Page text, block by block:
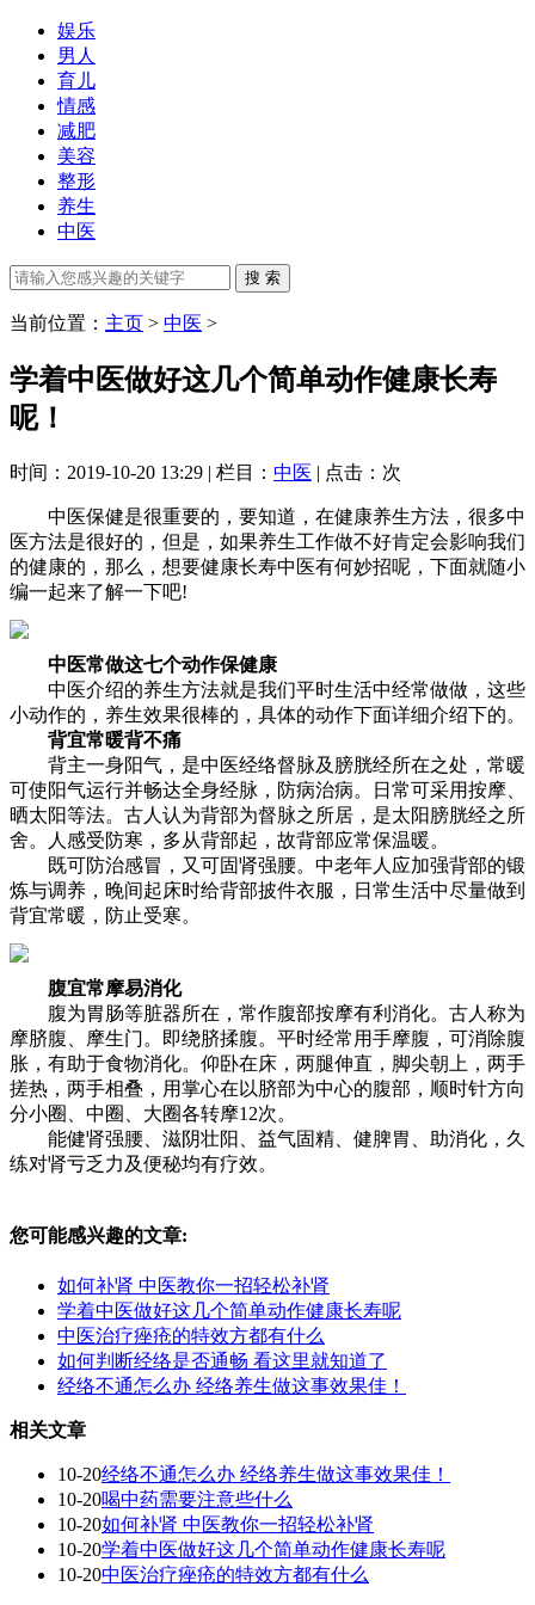
娱乐
男人
育儿
情感
减肥
美容
整形
养生
中医
当前位置： 主页 > 中医 >
学着中医做好这几个简单动作健康长寿
呢！
时间：2019-10-20 13:29 | 栏目： 中医 | 点击： 次
中医保健是很重要的，要知道，在健康养生方法，很多中
医方法是很好的，但是，如果养生工作做不好肯定会影响我们
的健康的，那么，想要健康长寿中医有何妙招呢，下面就随小
编一起来了解一下吧!
中医常做这七个动作保健康
中医介绍的养生方法就是我们平时生活中经常做做，这些
小动作的，养生效果很棒的，具体的动作下面详细介绍下的。
背宜常暖背不痛
背主一身阳气，是中医经络督脉及膀胱经所在之处，常暖
可使阳气运行并畅达全身经脉，防病治病。日常可采用按摩、
晒太阳等法。古人认为背部为督脉之所居，是太阳膀胱经之所
舍。人感受防寒，多从背部起，故背部应常保温暖。
既可防治感冒，又可固肾强腰。中老年人应加强背部的锻
炼与调养，晚间起床时给背部披件衣服，日常生活中尽量做到
背宜常暖，防止受寒。
腹宜常摩易消化
腹为胃肠等脏器所在，常作腹部按摩有利消化。古人称为
摩脐腹、摩生门。即绕脐揉腹。平时经常用手摩腹，可消除腹
胀，有助于食物消化。仰卧在床，两腿伸直，脚尖朝上，两手
搓热，两手相叠，用掌心在以脐部为中心的腹部，顺时针方向
分小圈、中圈、大圈各转摩12次。
能健肾强腰、滋阴壮阳、益气固精、健脾胃、助消化，久
练对肾亏乏力及便秘均有疗效。
您可能感兴趣的文章:
如何补肾 中医教你一招轻松补肾
学着中医做好这几个简单动作健康长寿呢
中医治疗痤疮的特效方都有什么
如何判断经络是否通畅 看这里就知道了
经络不通怎么办 经络养生做这事效果佳！
相关文章
10-20经络不通怎么办 经络养生做这事效果佳！
10-20喝中药需要注意些什么
10-20如何补肾 中医教你一招轻松补肾
10-20学着中医做好这几个简单动作健康长寿呢
10-20中医治疗痤疮的特效方都有什么